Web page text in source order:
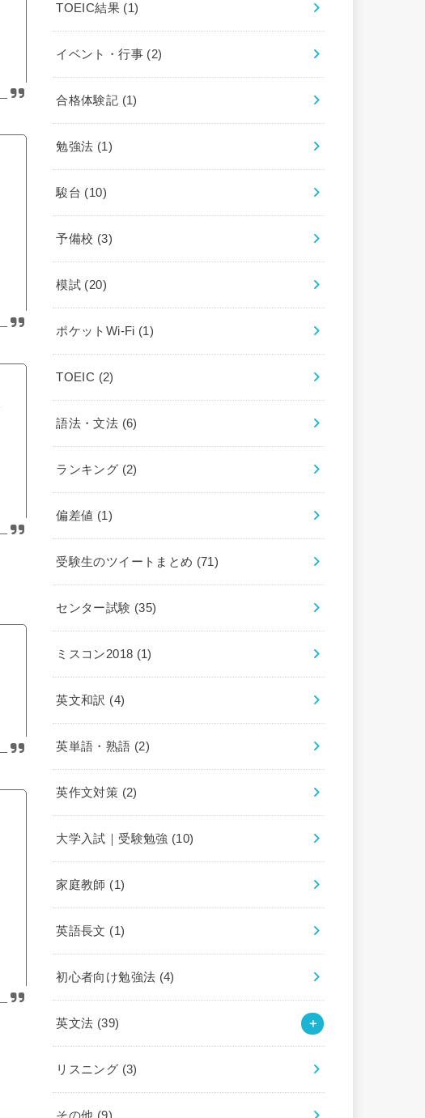
TOEIC結果 (1)
イベント・行事 (2)
合格体験記 (1)
勉強法 (1)
駿台 (10)
予備校 (3)
模試 (20)
ポケットWi-Fi (1)
TOEIC (2)
語法・文法 (6)
ランキング (2)
偏差値 (1)
受験生のツイートまとめ (71)
センター試験 (35)
ミスコン2018 (1)
英文和訳 (4)
英単語・熟語 (2)
英作文対策 (2)
大学入試｜受験勉強 (10)
家庭教師 (1)
英語長文 (1)
初心者向け勉強法 (4)
英文法 (39)
リスニング (3)
その他 (9)